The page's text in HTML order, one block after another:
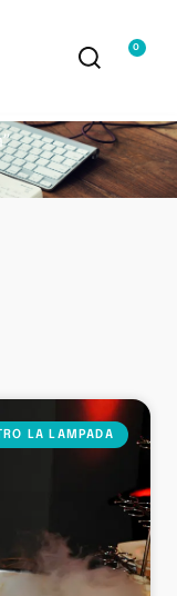
0
LA LAMPADA